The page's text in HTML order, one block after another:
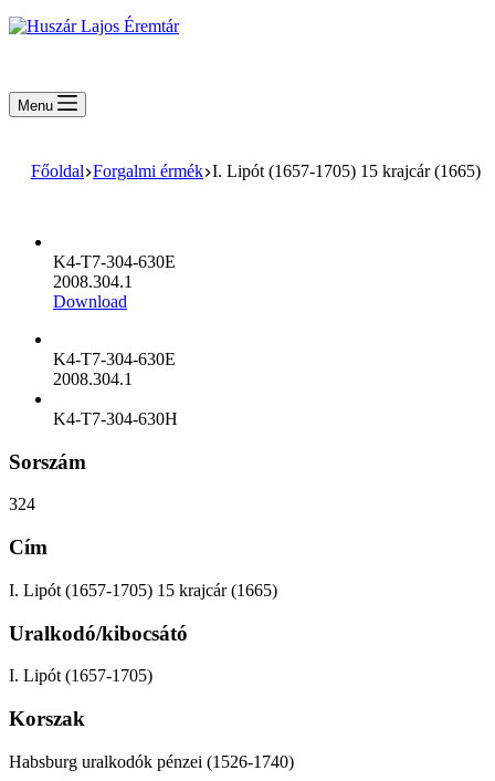
Menu
Főoldal Forgalmi érmék I. Lipót (1657-1705) 15 krajcár (1665)
K4-T7-304-630E
2008.304.1
Download
K4-T7-304-630E
2008.304.1
K4-T7-304-630H
Sorszám
324
Cím
I. Lipót (1657-1705) 15 krajcár (1665)
Uralkodó/kibocsátó
I. Lipót (1657-1705)
Korszak
Habsburg uralkodók pénzei (1526-1740)